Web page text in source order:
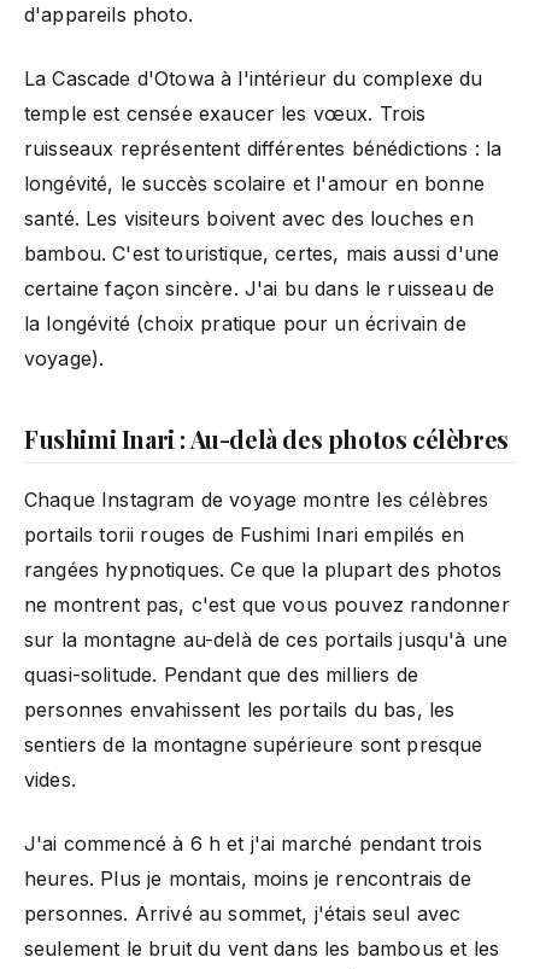
d'appareils photo.
La Cascade d'Otowa à l'intérieur du complexe du
temple est censée exaucer les vœux. Trois
ruisseaux représentent différentes bénédictions : la
longévité, le succès scolaire et l'amour en bonne
santé. Les visiteurs boivent avec des louches en
bambou. C'est touristique, certes, mais aussi d'une
certaine façon sincère. J'ai bu dans le ruisseau de
la longévité (choix pratique pour un écrivain de
voyage).
Fushimi Inari : Au-delà des photos célèbres
Chaque Instagram de voyage montre les célèbres
portails torii rouges de Fushimi Inari empilés en
rangées hypnotiques. Ce que la plupart des photos
ne montrent pas, c'est que vous pouvez randonner
sur la montagne au-delà de ces portails jusqu'à une
quasi-solitude. Pendant que des milliers de
personnes envahissent les portails du bas, les
sentiers de la montagne supérieure sont presque
vides.
J'ai commencé à 6 h et j'ai marché pendant trois
heures. Plus je montais, moins je rencontrais de
personnes. Arrivé au sommet, j'étais seul avec
seulement le bruit du vent dans les bambous et les